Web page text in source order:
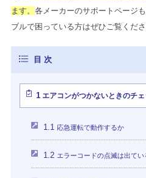
ます。 各メーカーのサポートページ
ブルで困っている方はぜひご覧くださ
1エアコンがつかないときのチ
1.1 応急運転で動作するか
1.2 エラーコードの点滅は出てい